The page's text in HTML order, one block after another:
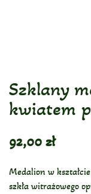
Szklany
kwiatem
92,00 zł
Medalion w
szkła witrażowego